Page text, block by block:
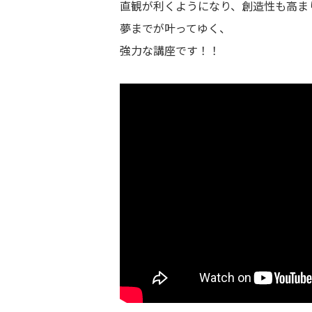
直観が利くようになり、創造性も高ま
夢までが叶ってゆく、
強力な講座です！！